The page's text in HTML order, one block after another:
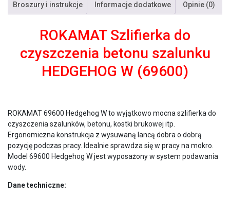
Broszury i instrukcje Informacje dodatkowe Opinie (0)
ROKAMAT Szlifierka do
czyszczenia betonu szalunku
HEDGEHOG W (69600)
ROKAMAT 69600 Hedgehog W to wyjątkowo mocna szlifierka do
czyszczenia szalunków, betonu, kostki brukowej itp.
Ergonomiczna konstrukcja z wysuwaną lancą dobra o dobrą
pozycję podczas pracy. Idealnie sprawdza się w pracy na mokro.
Model 69600 Hedgehog W jest wyposażony w system podawania
wody.
Dane techniczne: